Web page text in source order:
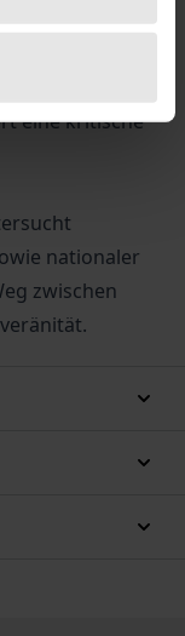
eine kritische
nationaler
zwischen